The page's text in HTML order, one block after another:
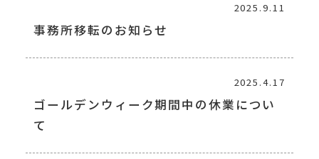
2025.9.11
事務所移転のお知らせ
2025.4.17
ゴールデンウィーク期間中の休業につい
て